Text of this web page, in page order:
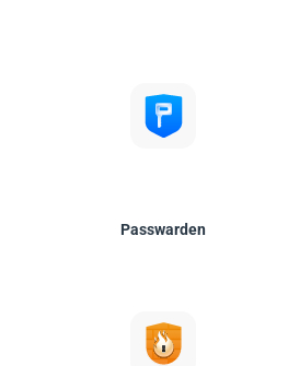
Passwarden